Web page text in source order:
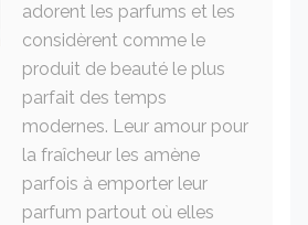
adorent les parfums et les
considèrent comme le
produit de beauté le plus
parfait des temps
modernes. Leur amour pour
la fraîcheur les amène
parfois à emporter leur
parfum partout où elles